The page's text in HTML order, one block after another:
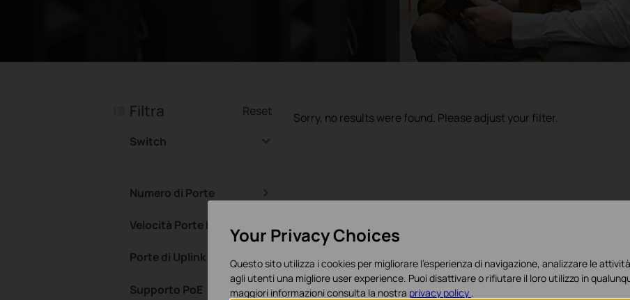
Reset
Filtra
Switch
Numero di Porte
Velocità Porte Principali
Porte di Uplink
Supporto PoE
Sorry, no results were found. Please adjust your filter.
Your Privacy Choices
Questo sito utilizza i cookies per migliorare l'esperienza di navigazione, analizzare le
agli utenti una migliore user experience. Puoi disattivare o rifiutare il loro utilizzo in
maggiori informazioni consulta la nostra privacy policy .